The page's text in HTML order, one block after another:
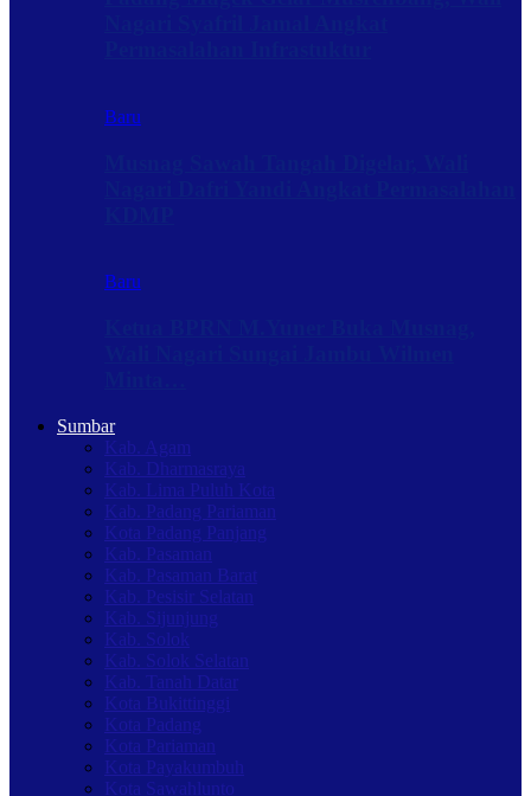
Baru
Baru
Sumbar
Kab. Agam
Kab. Dharmasraya
Kab. Lima Puluh Kota
Kab. Padang Pariaman
Kota Padang Panjang
Kab. Pasaman
Kab. Pasaman Barat
Kab. Pesisir Selatan
Kab. Sijunjung
Kab. Solok
Kab. Solok Selatan
Kab. Tanah Datar
Kota Bukittinggi
Kota Padang
Kota Pariaman
Kota Payakumbuh
Kota Sawahlunto